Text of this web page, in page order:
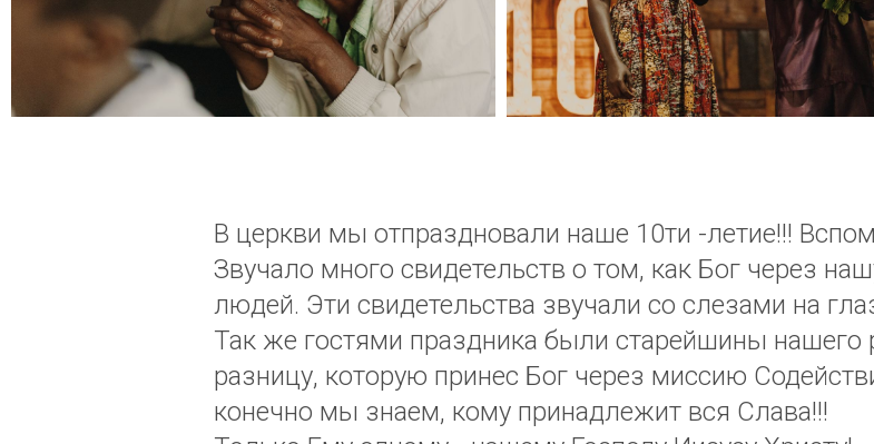
В церкви мы отпраздновали наше 10ти -летие!!!
Звучало много свидетельств о том, как Бог через
людей. Эти свидетельства звучали со слезами на
Так же гостями праздника были старейшины
разницу, которую принес Бог через миссию
конечно мы знаем, кому принадлежит вся Слава!!!